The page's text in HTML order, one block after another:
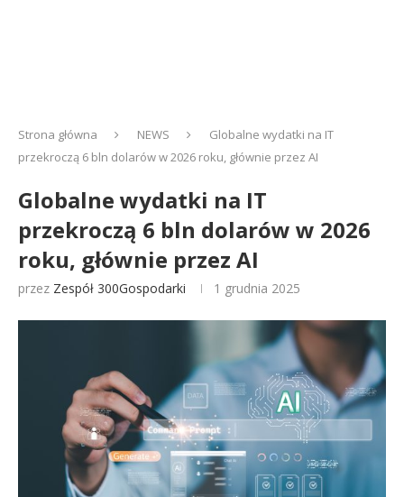
Strona główna NEWS
Globalne wydatki na IT
przekroczą 6 bln dolarów w 2026 roku, głównie przez AI
Globalne wydatki na IT
przekroczą 6 bln dolarów w 2026
roku, głównie przez AI
przez Zespół 300Gospodarki 1 grudnia 2025